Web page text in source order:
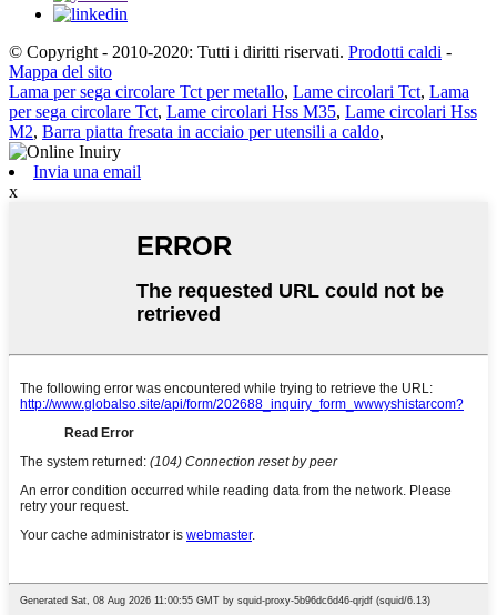
© Copyright - 2010-2020: Tutti i diritti riservati. Prodotti caldi -
Mappa del sito
Lama per sega circolare Tct per metallo, Lame circolari Tct, Lama
per sega circolare Tct, Lame circolari Hss M35, Lame circolari Hss
M2, Barra piatta fresata in acciaio per utensili a caldo,
Invia una email
x